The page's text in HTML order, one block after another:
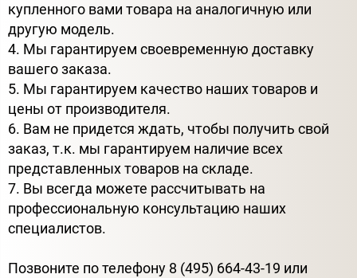
купленного вами товара на аналогичную или
другую модель.
4. Мы гарантируем своевременную доставку
вашего заказа.
5. Мы гарантируем качество наших товаров и
цены от производителя.
6. Вам не придется ждать, чтобы получить свой
заказ, т.к. мы гарантируем наличие всех
представленных товаров на складе.
7. Вы всегда можете рассчитывать на
профессиональную консультацию наших
специалистов.
Позвоните по телефону 8 (495) 664-43-19 или